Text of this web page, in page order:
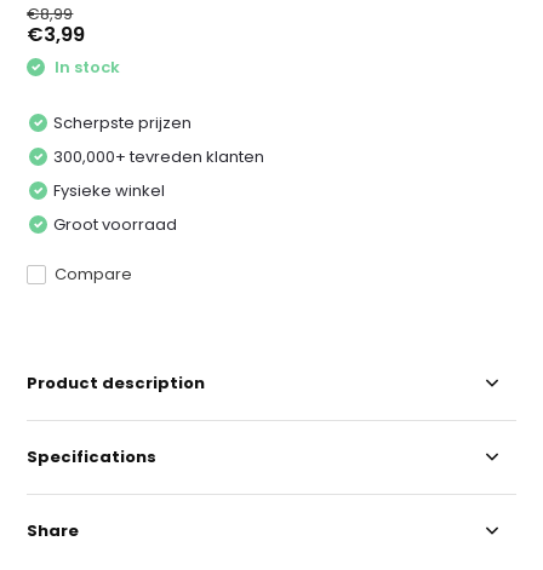
€8,99
€3,99
In stock
Scherpste prijzen
300,000+ tevreden klanten
Fysieke winkel
Groot voorraad
Compare
Product description
Specifications
Share